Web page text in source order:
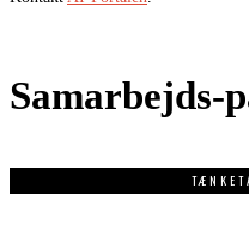
Samarbejds-